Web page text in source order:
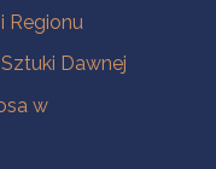
Regionu
Dawnej
w